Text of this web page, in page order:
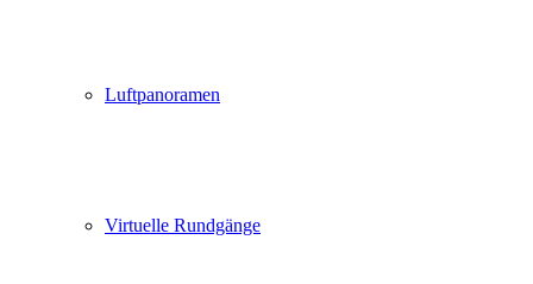
Luftpanoramen
Virtuelle Rundgänge